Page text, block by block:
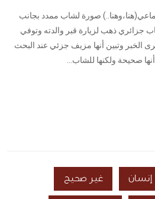
صورة لشاب ممدد بجانب
جزائري ذهب لزيارة قبر والدته وتوفي
الخبر وتبين أنها مزيف جزئي عند البحث
صحيحة ولكنها للشاب...
غير صحيح